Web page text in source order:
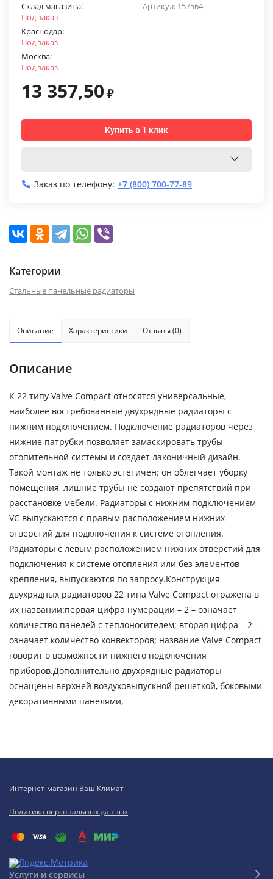
Артикул: 157564
Склад магазина:
Под заказ
Краснодар:
Под заказ
Москва:
Под заказ
13 357,50 ₽
Купить в 1 клик
Заказ по телефону: +7 (800) 700-77-89
Категории
Стальные панельные радиаторы
Описание Характеристики Отзывы (0)
Описание
К 22 типу Valve Compact относятся универсальные,
наиболее востребованные двухрядные радиаторы с
нижним подключением. Подключение радиаторов через
нижние патрубки позволяет замаскировать трубы
отопительной системы и создает лаконичный дизайн.
Такой монтаж не только эстетичен: он облегчает уборку
помещения, лишние трубы не создают препятствий при
расстановке мебели. Радиаторы с нижним подключением
VC выпускаются с правым расположением нижних
отверстий для подключения к системе отопления.
Радиаторы с левым расположением нижних отверстий для
подключения к системе отопления или без элементов
крепления, выпускаются по запросу.Конструкция
двухрядных радиаторов 22 типа Valve Compact отражена в
их названии:первая цифра нумерации – 2 – означает
количество панелей с теплоносителем; вторая цифра – 2 –
означает количество конвекторов; название Valve Compact
говорит о возможности нижнего подключения
приборов.Дополнительно двухрядные радиаторы
оснащены верхней воздуховыпускной решеткой, боковыми
декоративными панелями,
Интернет-магазин Ваш Климат
Политика персональных данных
Услуги и сервисы